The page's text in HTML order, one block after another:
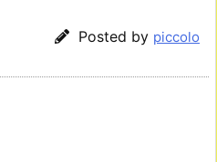
Posted by piccolo